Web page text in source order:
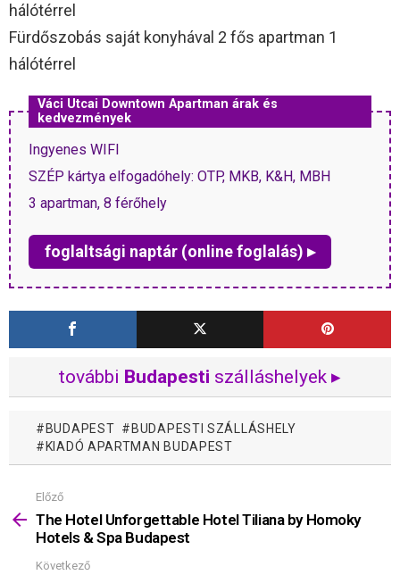
hálótérrel
Fürdőszobás saját konyhával 2 fős apartman 1
hálótérrel
Váci Utcai Downtown Apartman árak és
kedvezmények
Ingyenes WIFI
SZÉP kártya elfogadóhely: OTP, MKB, K&H, MBH
3 apartman, 8 férőhely
foglaltsági naptár (online foglalás) ▸
további Budapesti szálláshelyek ▸
BUDAPEST
BUDAPESTI SZÁLLÁSHELY
KIADÓ APARTMAN BUDAPEST
Mutass
többet
Előző
The Hotel Unforgettable Hotel Tiliana by Homoky
Hotels & Spa Budapest
Következő